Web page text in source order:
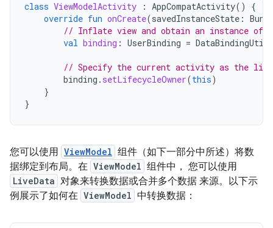
class ViewModelActivity : AppCompatActivity()
{
override fun onCreate(savedInstanceState :
// Inflate view and obtain an instance of
val binding : UserBinding = DataBindingUtil
// Specify the current activity as the
binding . setLifecycleOwner(this)
}
}
您可以使用 ViewModel 组件（如下一部分中所述）将数
据绑定到布局。在 ViewModel 组件中， 您可以使用
LiveData 对象来转换数据或合并多个数据 来源。以下示
例展示了如何在 ViewModel 中转换数据：